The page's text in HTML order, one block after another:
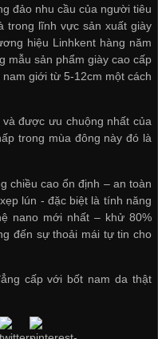
đảo nhu cầu của người tiêu
trong lĩnh vực sản xuất giày
hiệu Linhkent hàng năm
mẫu sản phẩm giày cao cấp
giới từ 5-12cm một cách
được ưu chuộng nhất của
trong mùa đông này đó là
chiều cao ổn định – an toàn
lún - đặc biệt là tính năng
nano mới nhất – khử 80%
đến sự thoải mái tự tin cho
cấp với bốt nam da thật